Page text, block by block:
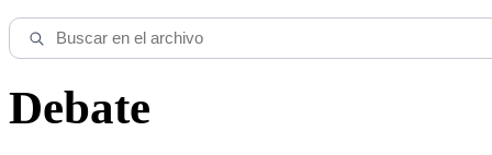
Debate